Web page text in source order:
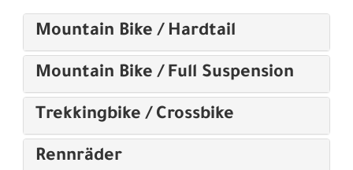
Mountain Bike / Hardtail
Mountain Bike / Full Suspension
Trekkingbike / Crossbike
Rennräder